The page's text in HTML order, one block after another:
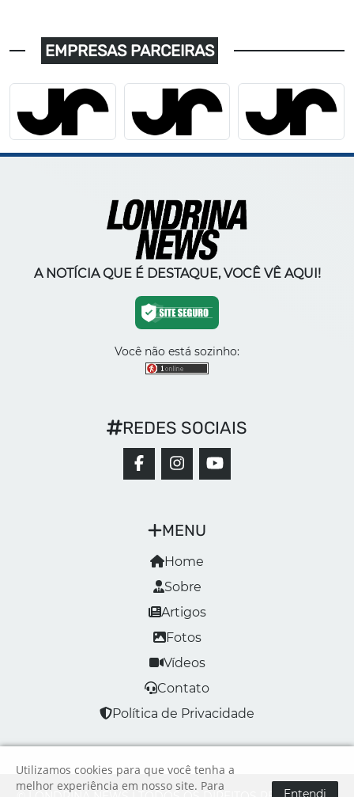
EMPRESAS PARCEIRAS
A NOTÍCIA QUE É DESTAQUE, VOCÊ VÊ AQUI!
Você não está sozinho:
MENU
Home
Sobre
Artigos
Fotos
Vídeos
Contato
Política de Privacidade
REDES SOCIAIS
Utilizamos cookies para que você tenha a
melhor experiência em nosso site. Para
Entendi